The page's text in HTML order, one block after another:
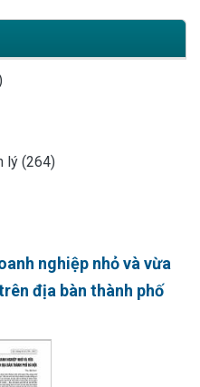
lý (264)
nghiệp nhỏ và vừa
địa bàn thành phố